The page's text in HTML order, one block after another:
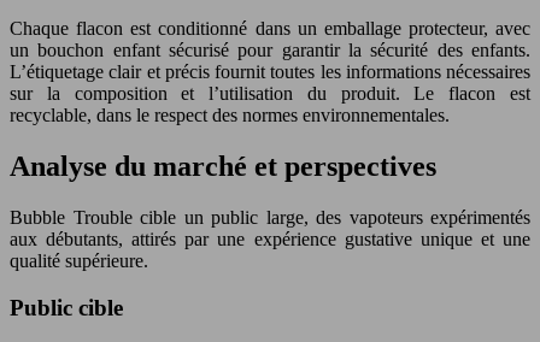
Chaque flacon est conditionné dans un emballage protecteur, avec
un bouchon enfant sécurisé pour garantir la sécurité des enfants.
L’étiquetage clair et précis fournit toutes les informations nécessaires
sur la composition et l’utilisation du produit. Le flacon est
recyclable, dans le respect des normes environnementales.
Analyse du marché et perspectives
Bubble Trouble cible un public large, des vapoteurs expérimentés
aux débutants, attirés par une expérience gustative unique et une
qualité supérieure.
Public cible